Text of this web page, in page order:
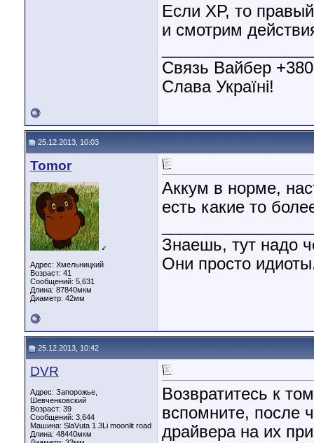
Если ХР, то
и смотрим
Связь Вайбер
Слава Україні!
25.12.2013, 10:03
Tomor
♂
Адрес: Хмельницкий
Возраст: 41
Сообщений: 5,631
Длина: 87840мкм
Диаметр: 42мм
Аккум в норме,
есть какие то
Знаешь, тут надо
Они просто
25.12.2013, 10:42
DVR
Адрес: Запорожье,
Шевченковский
Возраст: 39
Сообщений: 3,644
Машина: SlaVuta 1.3Li moonlit road
Длина: 48440мкм
Возвратитесь к
вспомните, после
драйвера на их